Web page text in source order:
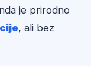
je prirodno
, ali bez